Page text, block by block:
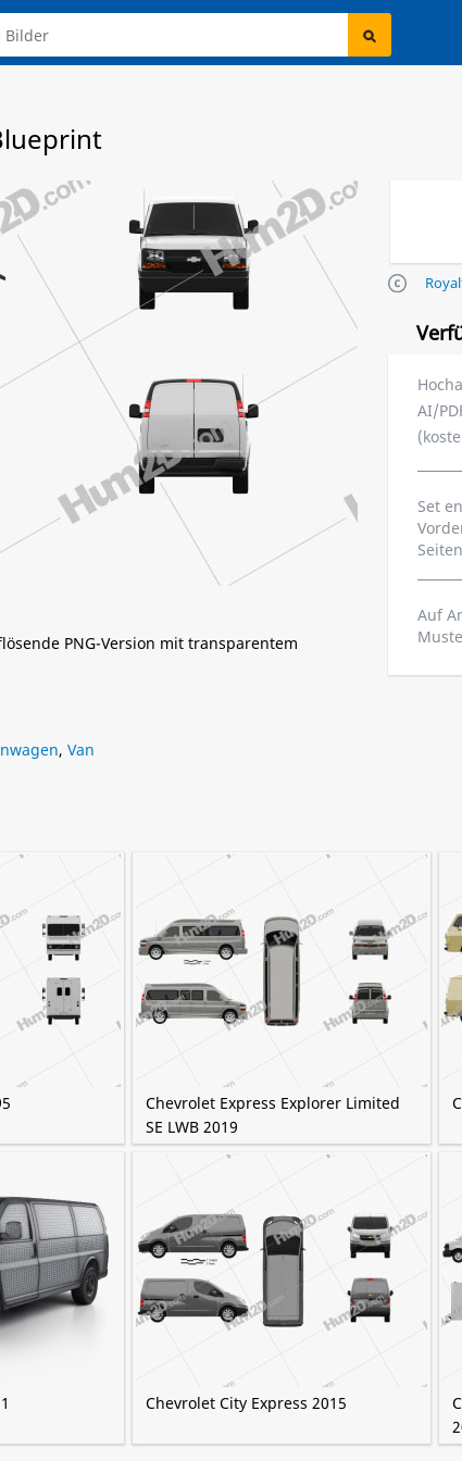
PNG-Version mit transparentem
AI/
Set
Auf
, Van
Chevrolet Express Explorer Limited
SE LWB 2019
Chevrolet City Express 2015